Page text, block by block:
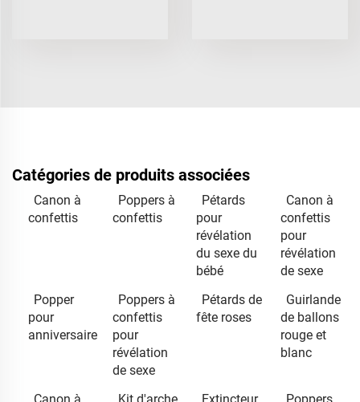
Catégories de produits associées
Canon à
confettis
Poppers à
confettis
Pétards
pour
révélation
du sexe du
bébé
Canon à
confettis
pour
révélation
de sexe
Popper
pour
anniversaire
Poppers à
confettis
pour
révélation
de sexe
Pétards de
fête roses
Guirlande
de ballons
rouge et
blanc